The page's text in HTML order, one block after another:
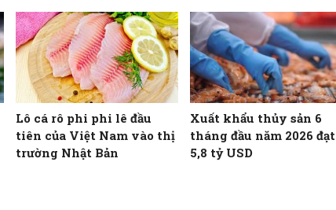
Lô cá rô phi phi lê đầu
tiên của Việt Nam vào thị
trường Nhật Bản
Xuất khẩu thủy sản 6
tháng đầu năm 2026 đạt
5,8 tỷ USD